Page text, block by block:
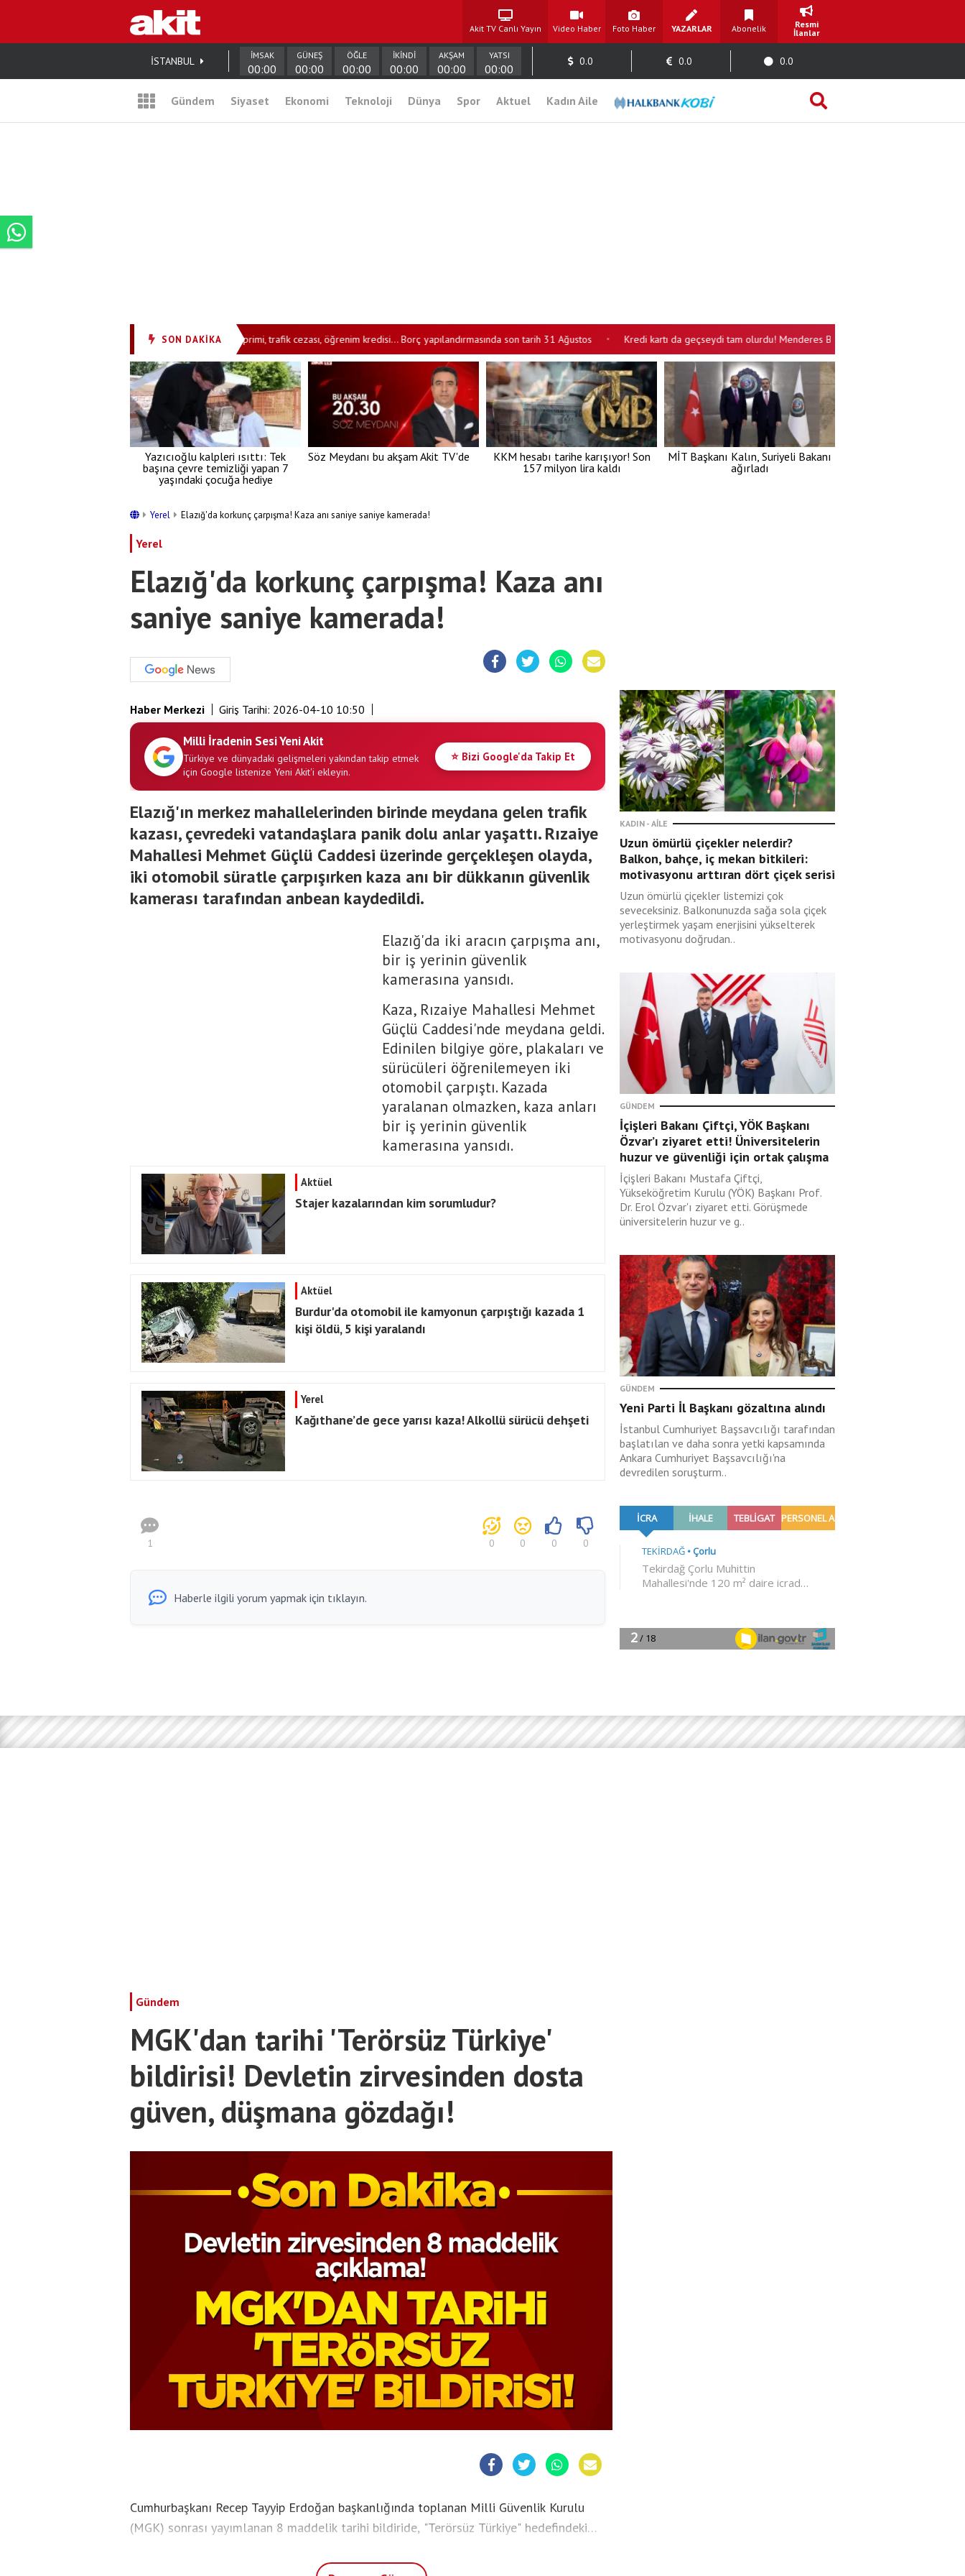
Akit TV Canlı Yayın Video Haber Foto Haber YAZARLAR Abonelik
Resmi
İlanlar
İSTANBUL İMSAK
00:00
GÜNEŞ
00:00
ÖĞLE
00:00
İKİNDİ
00:00
AKŞAM
00:00
YATSI
00:00
0.0 0.0 0.0
Gündem Siyaset Ekonomi Teknoloji Dünya Spor Aktuel Kadın Aile
SON DAKİKA
• Vergi, SGK primi, trafik cezası, öğrenim kredisi… Borç yapılandırmasında son tarih 31 Ağustos • Kredi kartı da geçseydi tam olurdu! Menderes Belediyesi’nde taksitle rüşvet
Yazıcıoğlu kalpleri ısıttı: Tek
başına çevre temizliği yapan 7
yaşındaki çocuğa hediye
Söz Meydanı bu akşam Akit TV'de
KKM hesabı tarihe karışıyor! Son
157 milyon lira kaldı
MİT Başkanı Kalın, Suriyeli Bakanı
ağırladı
Yerel Elazığ'da korkunç çarpışma! Kaza anı saniye saniye kamerada!
Yerel
Elazığ'da korkunç çarpışma! Kaza anı
saniye saniye kamerada!
Haber Merkezi Giriş Tarihi: 2026-04-10 10:50
Milli İradenin Sesi Yeni Akit
Türkiye ve dünyadaki gelişmeleri yakından takip etmek
için Google listenize Yeni Akit'i ekleyin.
⭐ Bizi Google'da Takip Et
Elazığ'ın merkez mahallelerinden birinde meydana gelen trafik
kazası, çevredeki vatandaşlara panik dolu anlar yaşattı. Rızaiye
Mahallesi Mehmet Güçlü Caddesi üzerinde gerçekleşen olayda,
iki otomobil süratle çarpışırken kaza anı bir dükkanın güvenlik
kamerası tarafından anbean kaydedildi.
Elazığ'da iki aracın çarpışma anı,
bir iş yerinin güvenlik
kamerasına yansıdı.
Kaza, Rızaiye Mahallesi Mehmet
Güçlü Caddesi'nde meydana geldi.
Edinilen bilgiye göre, plakaları ve
sürücüleri öğrenilemeyen iki
otomobil çarpıştı. Kazada
yaralanan olmazken, kaza anları
bir iş yerinin güvenlik
kamerasına yansıdı.
Aktüel
Stajer kazalarından kim sorumludur?
Aktüel
Burdur'da otomobil ile kamyonun çarpıştığı kazada 1
kişi öldü, 5 kişi yaralandı
Yerel
Kağıthane’de gece yarısı kaza! Alkollü sürücü dehşeti
1 0 0 0 0
Haberle ilgili yorum yapmak için tıklayın.
KADIN - AILE
Uzun ömürlü çiçekler nelerdir?
Balkon, bahçe, iç mekan bitkileri:
motivasyonu arttıran dört çiçek serisi
Uzun ömürlü çiçekler listemizi çok
seveceksiniz. Balkonunuzda sağa sola çiçek
yerleştirmek yaşam enerjisini yükselterek
motivasyonu doğrudan..
GÜNDEM
İçişleri Bakanı Çiftçi, YÖK Başkanı
Özvar’ı ziyaret etti! Üniversitelerin
huzur ve güvenliği için ortak çalışma
İçişleri Bakanı Mustafa Çiftçi,
Yükseköğretim Kurulu (YÖK) Başkanı Prof.
Dr. Erol Özvar'ı ziyaret etti. Görüşmede
üniversitelerin huzur ve g..
GÜNDEM
Yeni Parti İl Başkanı gözaltına alındı
İstanbul Cumhuriyet Başsavcılığı tarafından
başlatılan ve daha sonra yetki kapsamında
Ankara Cumhuriyet Başsavcılığı'na
devredilen soruşturm..
Gündem
MGK'dan tarihi 'Terörsüz Türkiye'
bildirisi! Devletin zirvesinden dosta
güven, düşmana gözdağı!
Cumhurbaşkanı Recep Tayyip Erdoğan başkanlığında toplanan Milli Güvenlik Kurulu
(MGK) sonrası yayımlanan 8 maddelik tarihi bildiride, "Terörsüz Türkiye" hedefindeki